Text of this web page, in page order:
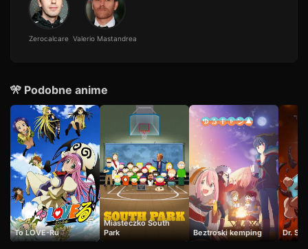
Zerocalcare Valerio Mastandrea
🎌 Podobne anime
To LOVE-Ru
Miasteczko South
Park
Beztroski kemping Dr.